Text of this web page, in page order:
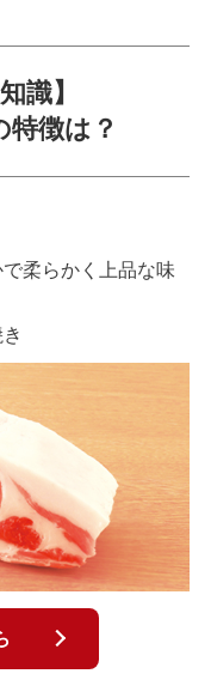
識】
徴は？
柔らかく上品な味